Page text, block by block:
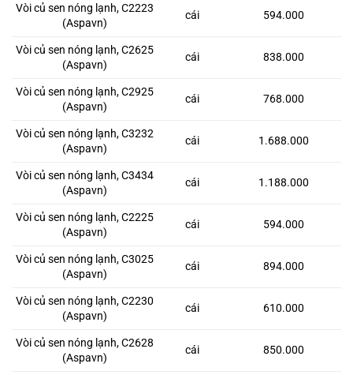
Vòi củ sen nóng lạnh, C2223
(Aspavn)
cái 594.000
Vòi củ sen nóng lạnh, C2625
(Aspavn)
cái 838.000
Vòi củ sen nóng lạnh, C2925
(Aspavn)
cái 768.000
Vòi củ sen nóng lạnh, C3232
(Aspavn)
cái 1.688.000
Vòi củ sen nóng lạnh, C3434
(Aspavn)
cái 1.188.000
Vòi củ sen nóng lạnh, C2225
(Aspavn)
cái 594.000
Vòi củ sen nóng lạnh, C3025
(Aspavn)
cái 894.000
Vòi củ sen nóng lạnh, C2230
(Aspavn)
cái 610.000
Vòi củ sen nóng lạnh, C2628
(Aspavn)
cái 850.000